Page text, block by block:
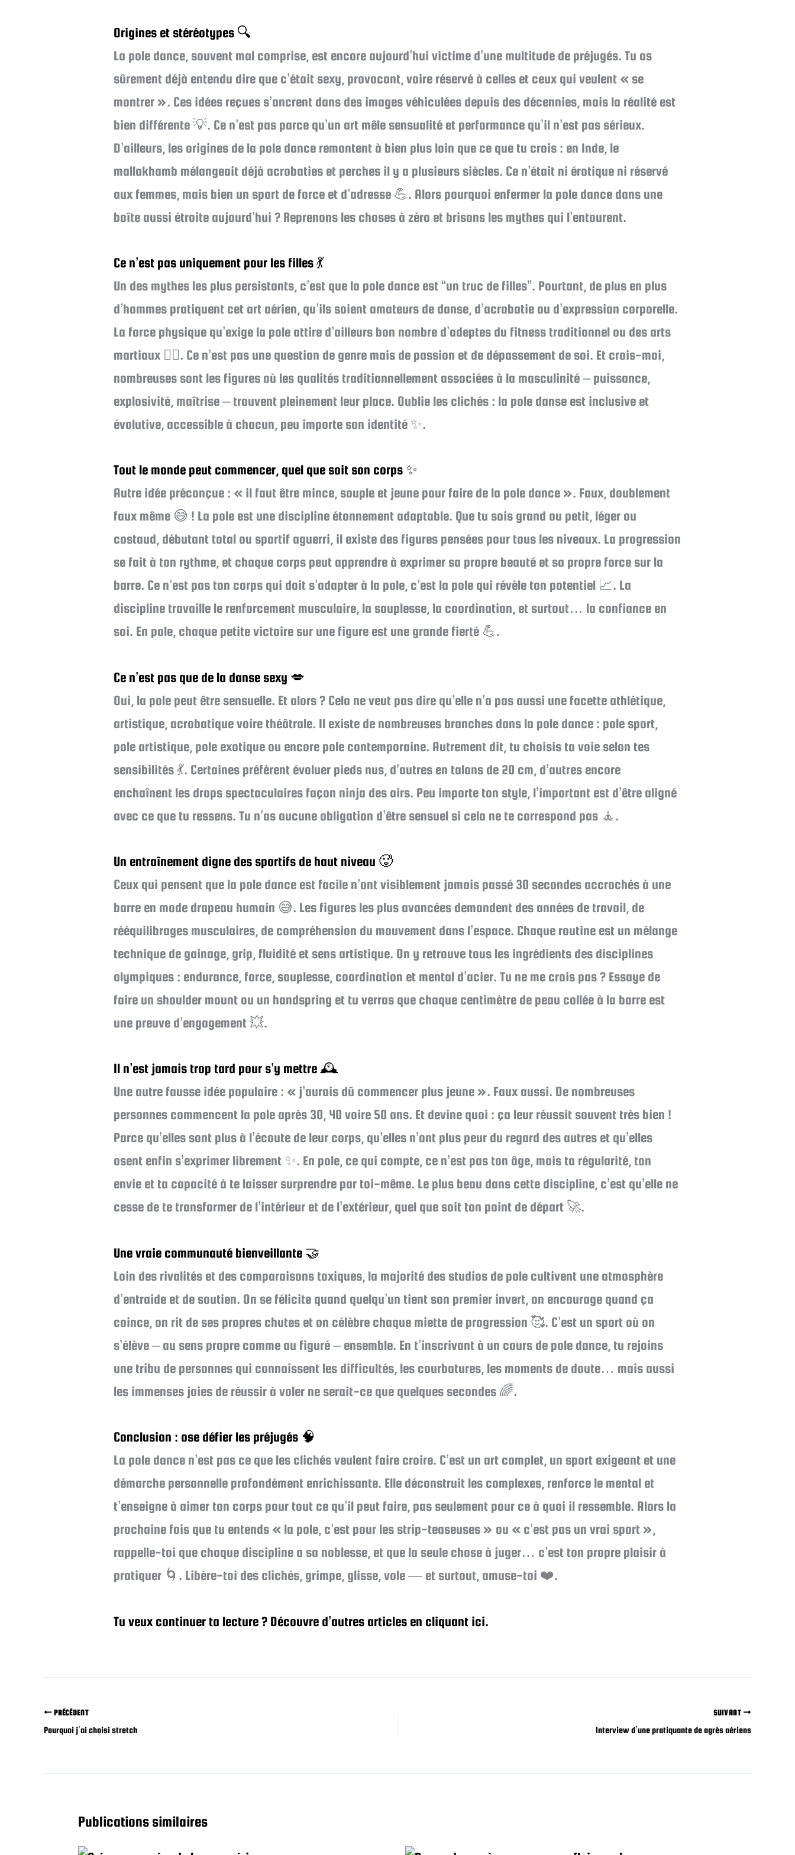
Origines et stéréotypes 🔍
La pole dance, souvent mal comprise, est encore aujourd’hui victime d’une multitude de préjugés. Tu as
sûrement déjà entendu dire que c’était sexy, provocant, voire réservé à celles et ceux qui veulent « se
montrer ». Ces idées reçues s’ancrent dans des images véhiculées depuis des décennies, mais la réalité est
bien différente 💡. Ce n’est pas parce qu’un art mêle sensualité et performance qu’il n’est pas sérieux.
D’ailleurs, les origines de la pole dance remontent à bien plus loin que ce que tu crois : en Inde, le
mallakhamb mélangeait déjà acrobaties et perches il y a plusieurs siècles. Ce n’était ni érotique ni réservé
aux femmes, mais bien un sport de force et d’adresse 💪. Alors pourquoi enfermer la pole dance dans une
boîte aussi étroite aujourd’hui ? Reprenons les choses à zéro et brisons les mythes qui l’entourent.
Ce n’est pas uniquement pour les filles 💃
Un des mythes les plus persistants, c’est que la pole dance est “un truc de filles”. Pourtant, de plus en plus
d’hommes pratiquent cet art aérien, qu’ils soient amateurs de danse, d’acrobatie ou d’expression corporelle.
La force physique qu’exige la pole attire d’ailleurs bon nombre d’adeptes du fitness traditionnel ou des arts
martiaux 🧗‍♂️. Ce n’est pas une question de genre mais de passion et de dépassement de soi. Et crois-moi,
nombreuses sont les figures où les qualités traditionnellement associées à la masculinité – puissance,
explosivité, maîtrise – trouvent pleinement leur place. Oublie les clichés : la pole danse est inclusive et
évolutive, accessible à chacun, peu importe son identité ✨.
Tout le monde peut commencer, quel que soit son corps ✨
Autre idée préconçue : « il faut être mince, souple et jeune pour faire de la pole dance ». Faux, doublement
faux même 😅 ! La pole est une discipline étonnement adaptable. Que tu sois grand ou petit, léger ou
costaud, débutant total ou sportif aguerri, il existe des figures pensées pour tous les niveaux. La progression
se fait à ton rythme, et chaque corps peut apprendre à exprimer sa propre beauté et sa propre force sur la
barre. Ce n’est pas ton corps qui doit s’adapter à la pole, c’est la pole qui révèle ton potentiel 📈. La
discipline travaille le renforcement musculaire, la souplesse, la coordination, et surtout… la confiance en
soi. En pole, chaque petite victoire sur une figure est une grande fierté 💪.
Ce n’est pas que de la danse sexy 💋
Oui, la pole peut être sensuelle. Et alors ? Cela ne veut pas dire qu’elle n’a pas aussi une facette athlétique,
artistique, acrobatique voire théâtrale. Il existe de nombreuses branches dans la pole dance : pole sport,
pole artistique, pole exotique ou encore pole contemporaine. Autrement dit, tu choisis ta voie selon tes
sensibilités 💃. Certaines préfèrent évoluer pieds nus, d’autres en talons de 20 cm, d’autres encore
enchaînent les drops spectaculaires façon ninja des airs. Peu importe ton style, l’important est d’être aligné
avec ce que tu ressens. Tu n’as aucune obligation d’être sensuel si cela ne te correspond pas 🧘.
Un entraînement digne des sportifs de haut niveau 🥵
Ceux qui pensent que la pole dance est facile n’ont visiblement jamais passé 30 secondes accrochés à une
barre en mode drapeau humain 😅. Les figures les plus avancées demandent des années de travail, de
rééquilibrages musculaires, de compréhension du mouvement dans l’espace. Chaque routine est un mélange
technique de gainage, grip, fluidité et sens artistique. On y retrouve tous les ingrédients des disciplines
olympiques : endurance, force, souplesse, coordination et mental d’acier. Tu ne me crois pas ? Essaye de
faire un shoulder mount ou un handspring et tu verras que chaque centimètre de peau collée à la barre est
une preuve d’engagement 💥.
Il n’est jamais trop tard pour s’y mettre 🕰️
Une autre fausse idée populaire : « j’aurais dû commencer plus jeune ». Faux aussi. De nombreuses
personnes commencent la pole après 30, 40 voire 50 ans. Et devine quoi : ça leur réussit souvent très bien !
Parce qu’elles sont plus à l’écoute de leur corps, qu’elles n’ont plus peur du regard des autres et qu’elles
osent enfin s’exprimer librement ✨. En pole, ce qui compte, ce n’est pas ton âge, mais ta régularité, ton
envie et ta capacité à te laisser surprendre par toi-même. Le plus beau dans cette discipline, c’est qu’elle ne
cesse de te transformer de l’intérieur et de l’extérieur, quel que soit ton point de départ 🚀.
Une vraie communauté bienveillante 🤝
Loin des rivalités et des comparaisons toxiques, la majorité des studios de pole cultivent une atmosphère
d’entraide et de soutien. On se félicite quand quelqu’un tient son premier invert, on encourage quand ça
coince, on rit de ses propres chutes et on célèbre chaque miette de progression 🥰. C’est un sport où on
s’élève – au sens propre comme au figuré – ensemble. En t’inscrivant à un cours de pole dance, tu rejoins
une tribu de personnes qui connaissent les difficultés, les courbatures, les moments de doute… mais aussi
les immenses joies de réussir à voler ne serait-ce que quelques secondes 🌈.
Conclusion : ose défier les préjugés 🧠
La pole dance n’est pas ce que les clichés veulent faire croire. C’est un art complet, un sport exigeant et une
démarche personnelle profondément enrichissante. Elle déconstruit les complexes, renforce le mental et
t’enseigne à aimer ton corps pour tout ce qu’il peut faire, pas seulement pour ce à quoi il ressemble. Alors la
prochaine fois que tu entends « la pole, c’est pour les strip-teaseuses » ou « c’est pas un vrai sport »,
rappelle-toi que chaque discipline a sa noblesse, et que la seule chose à juger… c’est ton propre plaisir à
pratiquer 🌀. Libère-toi des clichés, grimpe, glisse, vole — et surtout, amuse-toi ❤️.
Tu veux continuer ta lecture ? Découvre d’autres articles en cliquant ici.
PRÉCÉDENT
Pourquoi j’ai choisi stretch
SUIVANT
Interview d’une pratiquante de agrès aériens
Publications similaires